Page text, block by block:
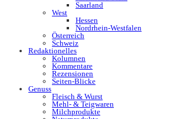
Saarland
West
Hessen
Nordrhein-Westfalen
Österreich
Schweiz
Redaktionelles
Kolumnen
Kommentare
Rezensionen
Seiten-Blicke
Genuss
Fleisch & Wurst
Mehl- & Teigwaren
Milchprodukte